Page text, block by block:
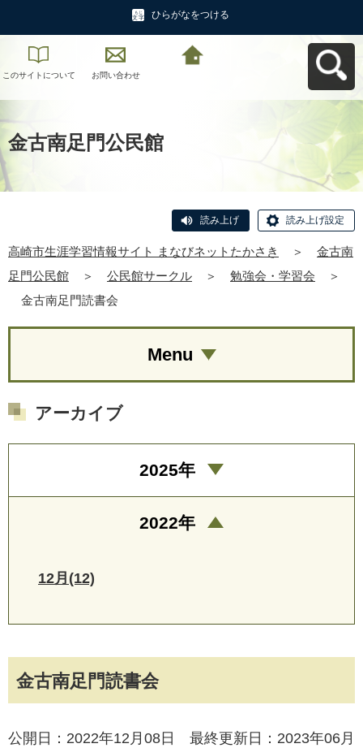
ひらがなをつける
このサイトについて お問い合わせ
金古南足門公民館
読み上げ 読み上げ設定
高崎市生涯学習情報サイト まなびネットたかさき ＞
金古南
足門公民館
＞ 公民館サークル ＞ 勉強会・学習会
＞
金古南足門読書会
金古南足門読書会
公開日：2022年12月08日 最終更新日：2023年06月
Menu
アーカイブ
2025年
2022年
12月(12)